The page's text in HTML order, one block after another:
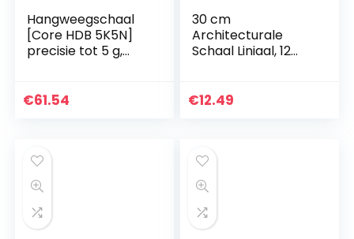
Hangweegschaal
[Core HDB 5K5N]
precisie tot 5 g,
€61.54
30 cm
Architecturale
Schaal Liniaal, 12
voor Opstellen
€12.49